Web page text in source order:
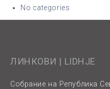
No categories
ЛИНКОВИ | LIDHJE
Собрание на Република